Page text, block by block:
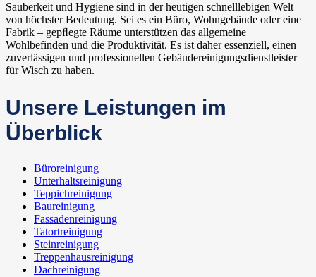
Sauberkeit und Hygiene sind in der heutigen schnelllebigen Welt
von höchster Bedeutung. Sei es ein Büro, Wohngebäude oder eine
Fabrik – gepﬂegte Räume unterstützen das allgemeine
Wohlbefinden und die Produktivität. Es ist daher essenziell, einen
zuverlässigen und professionellen Gebäudereinigungsdienstleister
für Wisch zu haben.
Unsere Leistungen im
Überblick
Büroreinigung
Unterhaltsreinigung
Teppichreinigung
Baureinigung
Fassadenreinigung
Tatortreinigung
Steinreinigung
Treppenhausreinigung
Dachreinigung